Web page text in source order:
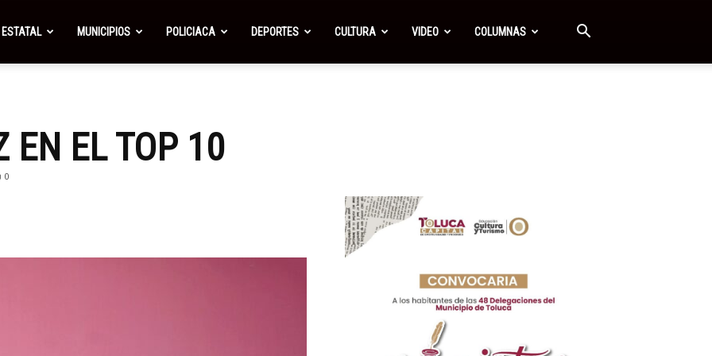
ESTATAL MUNICIPIOS POLICIACA DEPORTES CULTURA VIDEO COLUMNAS
EN EL TOP 10
0